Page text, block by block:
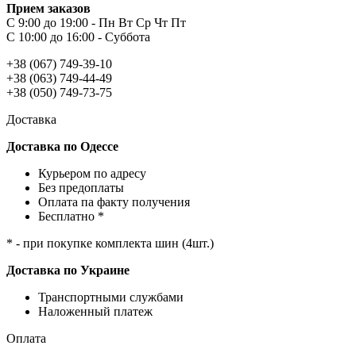
Прием заказов
С 9:00 до 19:00 - Пн Вт Ср Чт Пт
С 10:00 до 16:00 - Суббота
+38 (067) 749-39-10
+38 (063) 749-44-49
+38 (050) 749-73-75
Доставка
Доставка по Одессе
Курьером по адресу
Без предоплаты
Оплата па факту получения
Бесплатно *
* - при покупке комплекта шин (4шт.)
Доставка по Украине
Транспортными службами
Наложенный платеж
Оплата